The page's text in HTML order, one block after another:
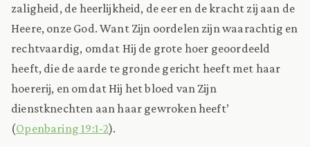
zaligheid, de heerlijkheid, de eer en de kracht zij aan de
Heere, onze God. Want Zijn oordelen zijn waarachtig en
rechtvaardig, omdat Hij de grote hoer geoordeeld
heeft, die de aarde te gronde gericht heeft met haar
hoererij, en omdat Hij het bloed van Zijn
dienstknechten aan haar gewroken heeft’
(Openbaring 19:1-2).